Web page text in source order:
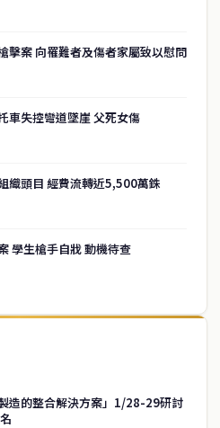
擊案 向罹難者及傷者家屬致以慰問
車失控彎道墜崖 父死女傷
織頭目 經費流轉近5,500萬銖
學生槍手自戕 動機待查
造的整合解決方案」1/28-29研討
群與社會時事，為在泰華人讀者提